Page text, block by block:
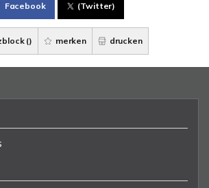
Facebook (Twitter)
() merken drucken